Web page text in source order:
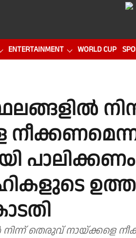
ENTERTAINMENT WORLD CUP
തെരുവ് നായ്ക്കളെ